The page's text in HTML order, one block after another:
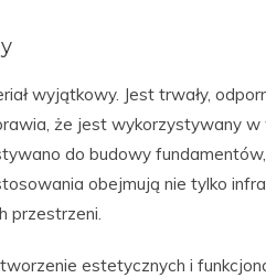
wyjątkowy. Jest trwały,
że jest wykorzystywany w
do budowy
obejmują nie tylko
przestrzeni.
estetycznych i